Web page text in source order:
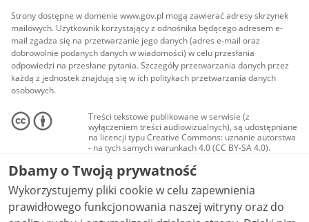
Strony dostępne w domenie www.gov.pl mogą zawierać adresy skrzynek
mailowych. Użytkownik korzystający z odnośnika będącego adresem e-
mail zgadza się na przetwarzanie jego danych (adres e-mail oraz
dobrowolnie podanych danych w wiadomości) w celu przesłania
odpowiedzi na przesłane pytania. Szczegóły przetwarzania danych przez
każdą z jednostek znajdują się w ich politykach przetwarzania danych
osobowych.
Treści tekstowe publikowane w serwisie (z
wyłączeniem treści audiowizualnych), są udostępniane
na licencji typu Creative Commons: uznanie autorstwa
- na tych samych warunkach 4.0 (CC BY-SA 4.0).
Materiały audiowizualne, w tym zdjęcia, materiały
audio i wideo, są udostępniane na licencji typu
Creative Commons: uznanie autorstwa użycie
niekomercyjne - bez utworów zależnych 4.0 (CC BY-
NC-ND 4.0), o ile nie jest to stwierdzone inaczej.
Dbamy o Twoją prywatność
Wykorzystujemy pliki cookie w celu zapewnienia
prawidłowego funkcjonowania naszej witryny oraz do